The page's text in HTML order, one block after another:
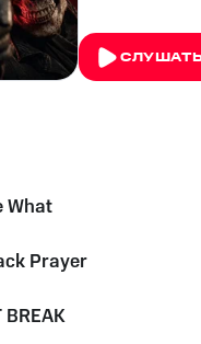
What
Prayer
BREAK